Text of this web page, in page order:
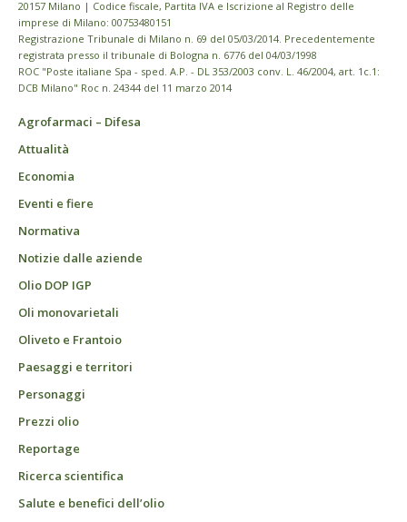
20157 Milano | Codice fiscale, Partita IVA e Iscrizione al Registro delle
imprese di Milano: 00753480151
Registrazione Tribunale di Milano n. 69 del 05/03/2014. Precedentemente
registrata presso il tribunale di Bologna n. 6776 del 04/03/1998
ROC "Poste italiane Spa - sped. A.P. - DL 353/2003 conv. L. 46/2004, art. 1c.1:
DCB Milano" Roc n. 24344 del 11 marzo 2014
Agrofarmaci – Difesa
Attualità
Economia
Eventi e fiere
Normativa
Notizie dalle aziende
Olio DOP IGP
Oli monovarietali
Oliveto e Frantoio
Paesaggi e territori
Personaggi
Prezzi olio
Reportage
Ricerca scientifica
Salute e benefici dell’olio